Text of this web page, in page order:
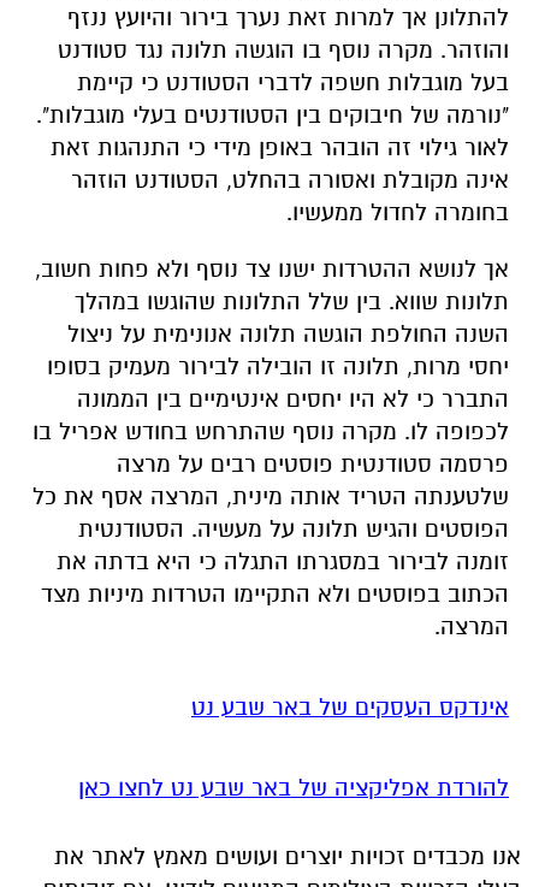
להתלונן אך למרות זאת נערך בירור והיועץ ננזף
והוזהר. מקרה נוסף בו הוגשה תלונה נגד סטודנט
בעל מוגבלות חשפה לדברי הסטודנט כי קיימת
"נורמה של חיבוקים בין הסטודנטים בעלי מוגבלות".
לאור גילוי זה הובהר באופן מידי כי התנהגות זאת
אינה מקובלת ואסורה בהחלט, הסטודנט הוזהר
בחומרה לחדול ממעשיו.
אך לנושא ההטרדות ישנו צד נוסף ולא פחות חשוב,
תלונות שווא. בין שלל התלונות שהוגשו במהלך
השנה החולפת הוגשה תלונה אנונימית על ניצול
יחסי מרות, תלונה זו הובילה לבירור מעמיק בסופו
התברר כי לא היו יחסים אינטימיים בין הממונה
לכפופה לו. מקרה נוסף שהתרחש בחודש אפריל בו
פרסמה סטודנטית פוסטים רבים על מרצה
שלטענתה הטריד אותה מינית, המרצה אסף את כל
הפוסטים והגיש תלונה על מעשיה. הסטודנטית
זומנה לבירור במסגרתו התגלה כי היא בדתה את
הכתוב בפוסטים ולא התקיימו הטרדות מיניות מצד
המרצה.
אינדקס העסקים של באר שבע נט
להורדת אפליקציה של באר שבע נט לחצו כאן
אנו מכבדים זכויות יוצרים ועושים מאמץ לאתר את